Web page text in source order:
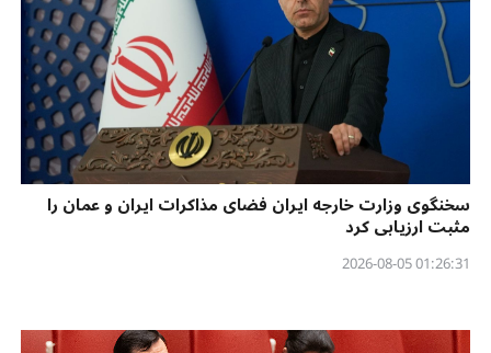
سخنگوی وزارت خارجه ایران فضای مذاکرات ایران و عمان را
مثبت ارزیابی کرد
01:26:31 2026-08-05